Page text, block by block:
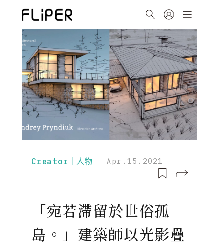
Creator｜人物 Apr.15.2021
「宛若滯留於世俗孤
島。」建築師以光影疊